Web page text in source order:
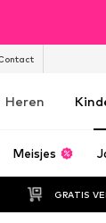
Heren
Meisjes
GRATIS